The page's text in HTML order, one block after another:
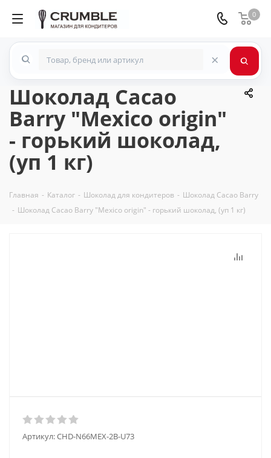
0
×
Шоколад Cacao
Barry "Mexico origin"
- горький шоколад,
(уп 1 кг)
Главная - Каталог - Шоколад для кондитеров - Шоколад Cacao Barry
- Шоколад Cacao Barry "Mexico origin" - горький шоколад, (уп 1 кг)
Артикул:CHD-N66MEX-2B-U73